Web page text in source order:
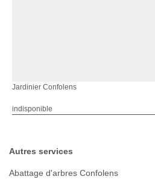
Jardinier Confolens
indisponible
Autres services
Abattage d'arbres Confolens